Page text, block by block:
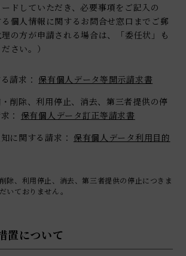
ドしていただき、必要事項をご記入の
個人情報に関するお問合せ窓口までご郵
の方が申請される場合は、「委任状」も
さい。）
請求： 保有個人データ等開示請求書
・削除、利用停止、消去、第三者提供の停
： 保有個人データ訂正等請求書
に関する請求： 保有個人データ利用目的
除、利用停止、消去、第三者提供の停止につきま
いておりません。
置について